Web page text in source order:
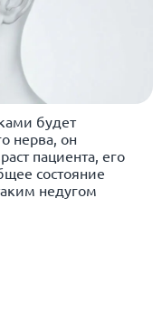
будет
нерва, он
пациента, его
состояние
недугом